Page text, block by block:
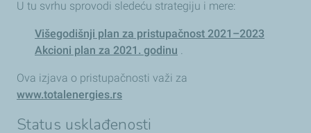
U tu svrhu sprovodi sledeću strategiju i mere:
Višegodišnji plan za pristupačnost 2021–2023
Akcioni plan za 2021. godinu .
Ova izjava o pristupačnosti važi za
www.totalenergies.rs
Status usklađenosti